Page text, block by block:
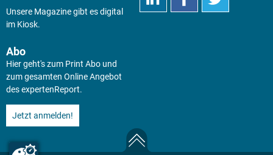
Unsere Magazine gibt es digital
im Kiosk.
Abo
Hier geht's zum Print Abo und
zum gesamten Online Angebot
des expertenReport.
Jetzt anmelden!